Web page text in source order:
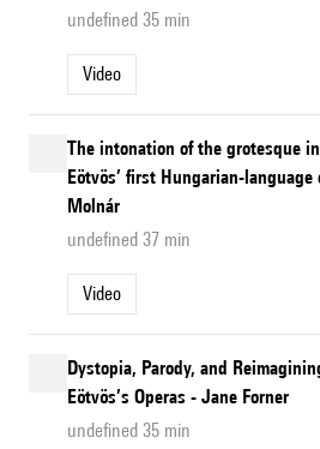
undefined 35 min
Video
The intonation of the grotesque
Eötvös’ first Hungarian-language
Molnár
undefined 37 min
Video
Dystopia, Parody, and
Eötvös’s Operas - Jane Forner
undefined 35 min